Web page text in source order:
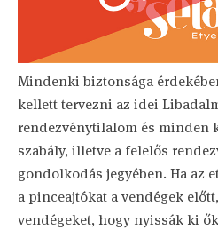
Mindenki biztonsága
kellett tervezni az idei
rendezvénytilalom és minden
szabály, illetve a felelős
gondolkodás jegyében. Ha az
a pinceajtókat a vendégek
vendégeket, hogy nyissák ki